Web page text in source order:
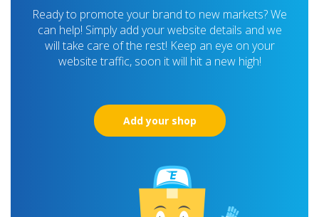
Ready to promote your brand to new markets? We
can help! Simply add your website details and we
will take care of the rest! Keep an eye on your
website traffic, soon it will hit a new high!
Add your shop